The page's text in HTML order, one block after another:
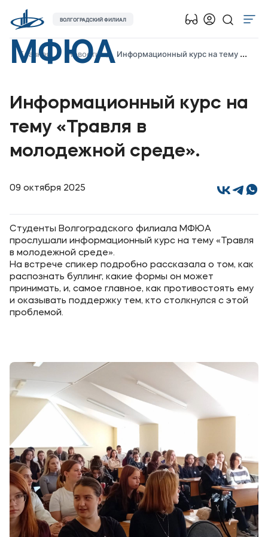
МФЮА
ВОЛГОГРАДСКИЙ ФИЛИАЛ
Об университете
Абитуриенту
Музейно-выставочный центр МФЮА
Наука
Абитуриентам
Выпускникам
Карьера
Институт дополнительного образования
Высшее образование
Дополнительное образование
Медиа
Объявления
Новости
Контакты
Банковские реквизиты
Главная Новости Информационный курс на тему «Травля в молодежной среде».
Информационный курс на
тему «Травля в
молодежной среде».
09 октября 2025
Студенты Волгоградского филиала МФЮА
прослушали информационный курс на тему «Травля
в молодежной среде».
На встрече спикер подробно рассказала о том, как
распознать буллинг, какие формы он может
принимать, и, самое главное, как противостоять ему
и оказывать поддержку тем, кто столкнулся с этой
проблемой.